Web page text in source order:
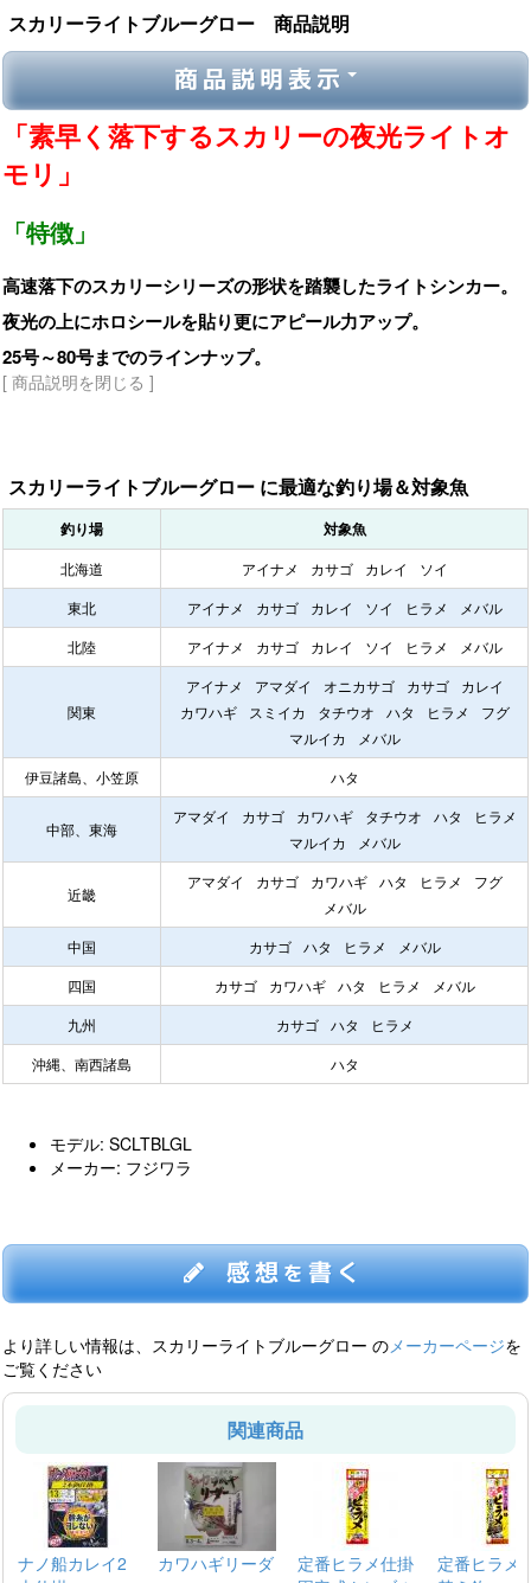
スカリーライトブルーグロー 商品説明
商品説明表示
「素早く落下するスカリーの夜光ライトオ
モリ」
「特徴」
高速落下のスカリーシリーズの形状を踏襲したライトシンカー。
夜光の上にホロシールを貼り更にアピール力アップ。
25号～80号までのラインナップ。
[ 商品説明を閉じる ]
スカリーライトブルーグロー に最適な釣り場＆対象魚
釣り場 対象魚
北海道 アイナメ カサゴ カレイ
ソイ
東北
アイナメ カサゴ カレイ ソイ ヒラメ
メバル
北陸
アイナメ カサゴ カレイ ソイ ヒラメ メバル
関東
アイナメ アマダイ オニカサゴ カサゴ
カレイ
カワハギ
スミイカ タチウオ ハタ ヒラメ
フグ
マルイカ
メバル
伊豆諸島、小笠原
ハタ
中部、東海
アマダイ カサゴ カワハギ タチウオ ハタ
ヒラメ
マルイカ
メバル
近畿
アマダイ カサゴ カワハギ ハタ ヒラメ
フグ
メバル
中国
カサゴ ハタ ヒラメ
メバル
四国
カサゴ カワハギ ハタ ヒラメ
メバル
九州
カサゴ ハタ
ヒラメ
沖縄、南西諸島
ハタ
モデル: SCLTBLGL
メーカー: フジワラ
感想を書く
より詳しい情報は、スカリーライトブルーグロー のメーカーページを
ご覧ください
関連商品
ナノ船カレイ2
カワハギリーダ
定番ヒラメ仕掛
定番ヒラメ